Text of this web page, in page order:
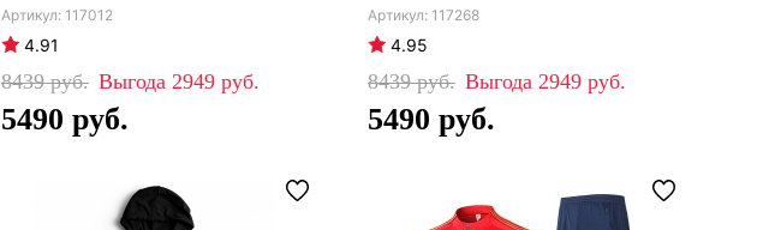
117012
4.91
8439 2949
5490
117268
4.95
8439 2949
5490